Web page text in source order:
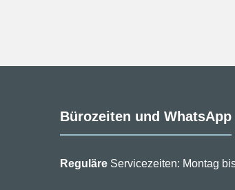
Bürozeiten und WhatsApp
ReguläreServicezeiten: Montag